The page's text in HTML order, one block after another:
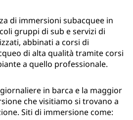
di immersioni subacquee in
gruppi di sub e servizi di
abbinati a corsi di
di alta qualità tramite corsi
a quello professionale.
in barca e la maggior
che visitiamo si trovano a
Siti di immersione come: